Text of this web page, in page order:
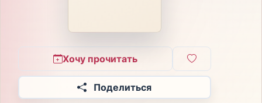
Хочу прочитать
Поделиться